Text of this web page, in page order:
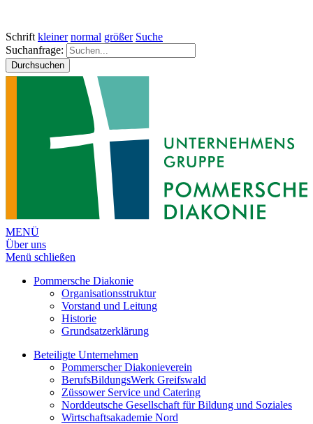
Schrift kleiner normal größer Suche
Suchanfrage:
Durchsuchen
MENÜ
Über uns
Menü schließen
Pommersche Diakonie
Organisationsstruktur
Vorstand und Leitung
Historie
Grundsatzerklärung
Beteiligte Unternehmen
Pommerscher Diakonieverein
BerufsBildungsWerk Greifswald
Züssower Service und Catering
Norddeutsche Gesellschaft für Bildung und Soziales
Wirtschaftsakademie Nord